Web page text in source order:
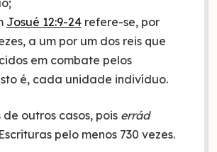
Josué 12:9-24refere-se, por
a um por um dos reis que
em combate pelos
é, cada unidade indivíduo.
outros casos, pois errád
pelo menos 730 vezes.